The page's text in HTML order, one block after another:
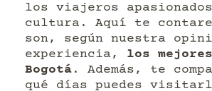
los viajeros
cultura. Aquí te
son, según nuestra
experiencia, los
Bogotá . Además, te
qué días puedes